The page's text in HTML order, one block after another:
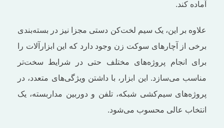
آماده کند.
علاوه بر این، یک سیم لخت‌کن دستی مجزا نیز در بسته‌بندی
برخی از آچارهای سوکت زن وجود دارد که این ابزارآلات را
برای انجام پروژه‌های مختلف حتی در شرایط سخت‌تر
مناسب می‌سازد. این ابزار، با داشتن ویژگی‌های متعدد، در
پروژه‌های سیم‌کشی شبکه، تلفن و دوربین مداربسته، یک
انتخاب عالی محسوب می‌شود.